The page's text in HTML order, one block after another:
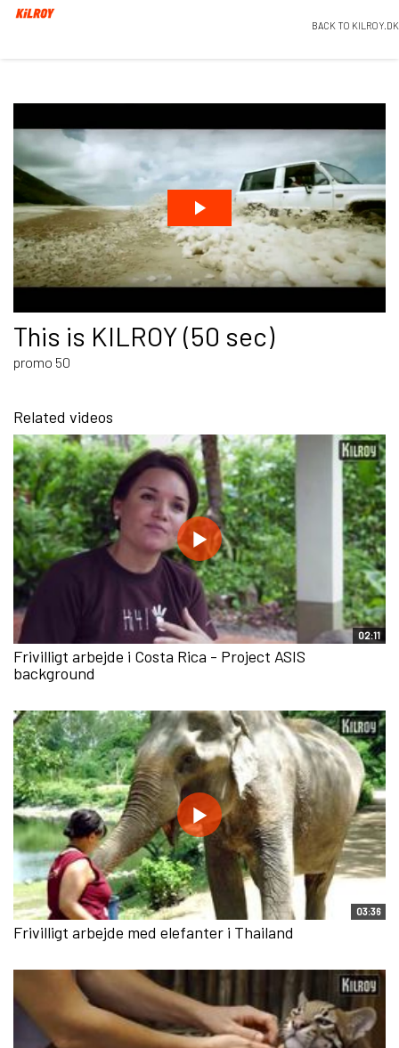
BACK TO KILROY.DK
This is KILROY (50 sec)
promo 50
Related videos
02:11
Frivilligt arbejde i Costa Rica - Project ASIS
background
03:36
Frivilligt arbejde med elefanter i Thailand